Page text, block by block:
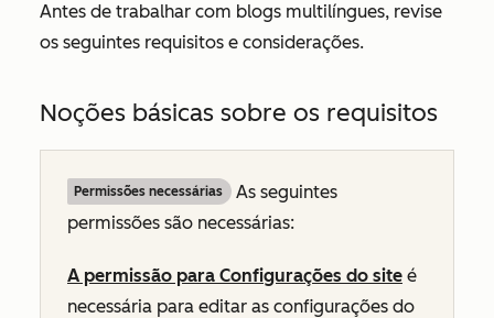
Antes de trabalhar com blogs multilíngues, revise
os seguintes requisitos e considerações.
Noções básicas sobre os requisitos
Permissões necessárias
As seguintes
permissões são necessárias:
A permissão para Configurações do site é
necessária para editar as configurações do